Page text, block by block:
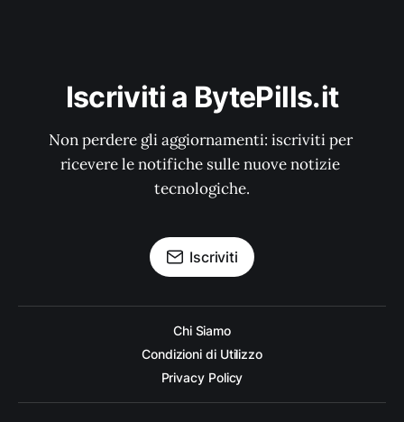
Iscriviti a BytePills.it
Non perdere gli aggiornamenti: iscriviti per
ricevere le notifiche sulle nuove notizie
tecnologiche.
Iscriviti
Chi Siamo
Condizioni di Utilizzo
Privacy Policy